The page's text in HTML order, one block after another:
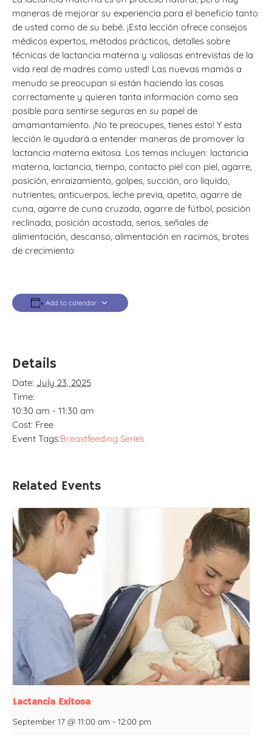
maneras de mejorar su experiencia para el beneficio tanto
de usted como de su bebé. ¡Esta lección ofrece consejos
médicos expertos, métodos prácticos, detalles sobre
técnicas de lactancia materna y valiosas entrevistas de la
vida real de madres como usted! Las nuevas mamás a
menudo se preocupan si están haciendo las cosas
correctamente y quieren tanta información como sea
posible para sentirse seguras en su papel de
amamantamiento. ¡No te preocupes, tienes esto! Y esta
lección le ayudará a entender maneras de promover la
lactancia materna exitosa. Los temas incluyen: lactancia
materna, lactancia, tiempo, contacto piel con piel, agarre,
posición, enraizamiento, golpes, succión, oro líquido,
nutrientes, anticuerpos, leche previa, apetito, agarre de
cuna, agarre de cuna cruzada, agarre de fútbol, posición
reclinada, posición acostada, senos, señales de
alimentación, descanso, alimentación en racimos, brotes
de crecimiento
Add to calendar
Details
Date: July 23, 2025
Time:
10:30 am - 11:30 am
Cost: Free
Event Tags:Breastfeeding Series
Related Events
Lactancia Exitosa
September 17 @ 11:00 am - 12:00 pm